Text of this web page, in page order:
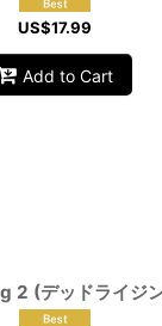
US$17.99
Add to Cart
2 (デッドライジ